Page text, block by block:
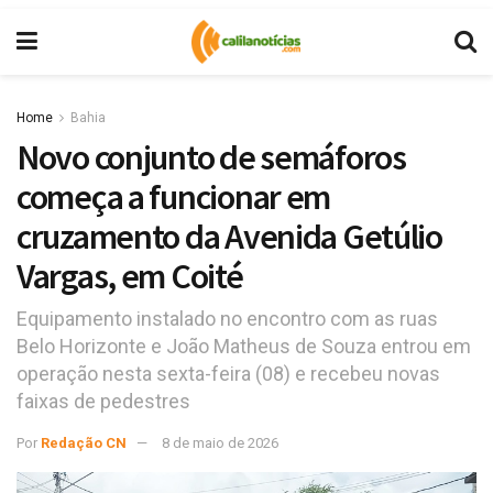
Home Bahia
Novo conjunto de semáforos
começa a funcionar em
cruzamento da Avenida Getúlio
Vargas, em Coité
Equipamento instalado no encontro com as ruas
Belo Horizonte e João Matheus de Souza entrou em
operação nesta sexta-feira (08) e recebeu novas
faixas de pedestres
Por Redação CN 8 de maio de 2026